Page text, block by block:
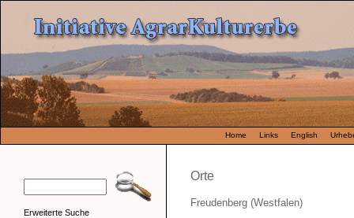
Home Links English
Erweiterte Suche
Orte
Freudenberg (Westfalen)